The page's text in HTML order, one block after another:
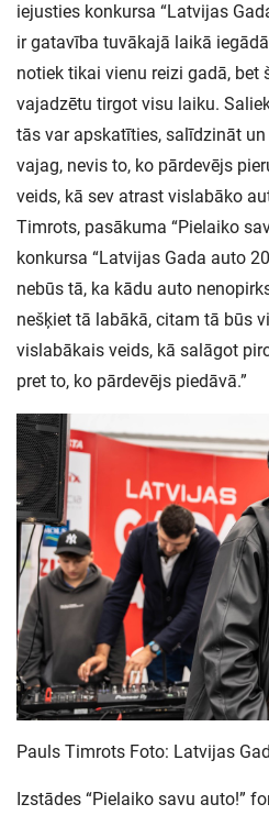
iejusties konkursa “Latvijas
ir gatavība tuvākajā laikā
notiek tikai vienu reizi gadā, bet
vajadzētu tirgot visu laiku.
tās var apskatīties, salīdzināt
vajag, nevis to, ko pārdevējs
veids, kā sev atrast vislabāko
Timrots, pasākuma “Pielaiko
konkursa “Latvijas Gada auto
nebūs tā, ka kādu auto
nešķiet tā labākā, citam tā būs
vislabākais veids, kā salāgot
pret to, ko pārdevējs piedāvā.”
Pauls Timrots Foto: Latvijas
Izstādes “Pielaiko savu auto!”